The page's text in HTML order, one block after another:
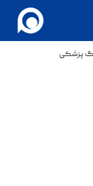
پزشکی